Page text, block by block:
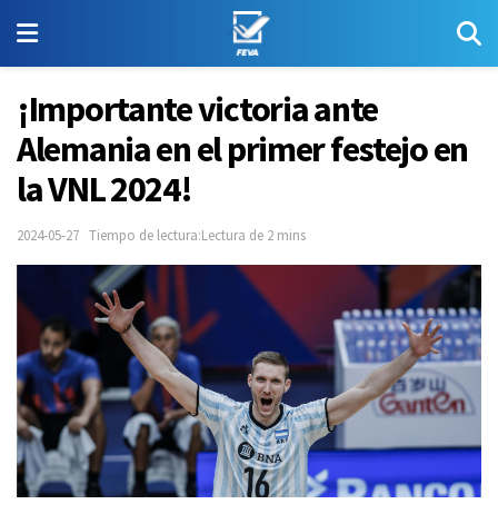
¡Importante victoria ante
Alemania en el primer festejo en
la VNL 2024!
2024-05-27 Tiempo de lectura:Lectura de 2 mins